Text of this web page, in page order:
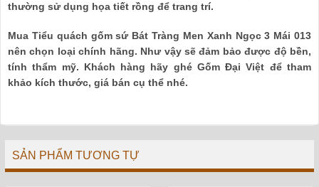
thường sử dụng họa tiết rồng để trang trí.
Mua Tiểu quách gốm sứ Bát Tràng Men Xanh Ngọc 3 Mái 013
nên chọn loại chính hãng. Như vậy sẽ đảm bảo được độ bền,
tính thẩm mỹ. Khách hàng hãy ghé Gốm Đại Việt để tham
khảo kích thước, giá bán cụ thể nhé.
SẢN PHẨM TƯƠNG TỰ